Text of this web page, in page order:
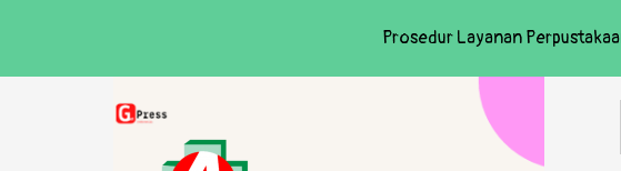
Prosedur Layanan